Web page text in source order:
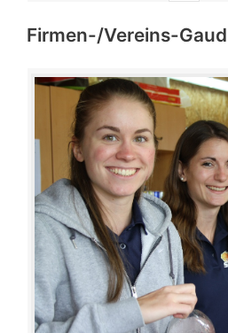
Firmen-/Vereins-